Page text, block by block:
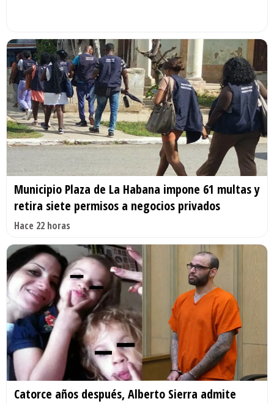
Municipio Plaza de La Habana impone 61 multas y
retira siete permisos a negocios privados
Hace 22 horas
Catorce años después, Alberto Sierra admite